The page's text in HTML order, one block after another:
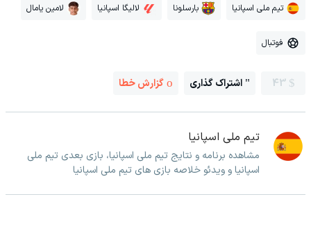
تیم ملی اسپانیا بارسلونا لالیگا اسپانیا لامین یامال
فوتبال
43 اشتراک گذاری گزارش خطا
تیم ملی اسپانیا
مشاهده برنامه و نتایج تیم ملی اسپانیا، بازی بعدی تیم ملی
اسپانیا و ویدئو خلاصه بازی های تیم ملی اسپانیا